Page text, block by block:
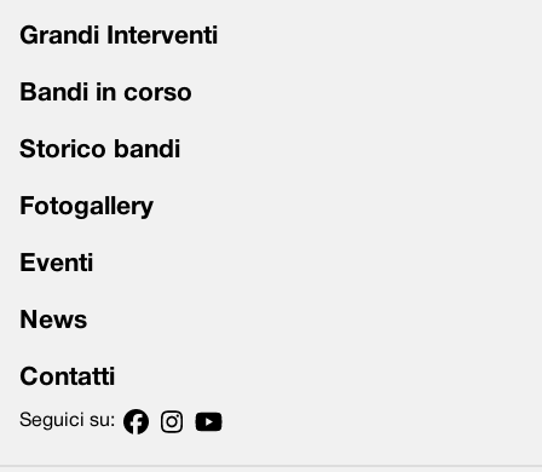
Grandi Interventi
Bandi in corso
Storico bandi
Fotogallery
Eventi
News
Contatti
Seguici su: